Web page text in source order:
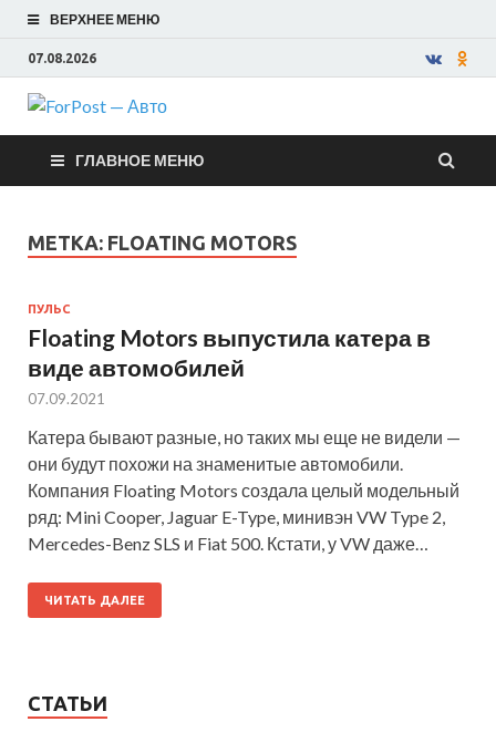
ВЕРХНЕЕ МЕНЮ
07.08.2026
ForPost —
Авто
ГЛАВНОЕ МЕНЮ
МЕТКА: FLOATING MOTORS
ПУЛЬС
Floating Motors выпустила катера в
виде автомобилей
07.09.2021
Катера бывают разные, но таких мы еще не видели —
они будут похожи на знаменитые автомобили.
Компания Floating Motors создала целый модельный
ряд: Mini Cooper, Jaguar E-Type, минивэн VW Type 2,
Mercedes-Benz SLS и Fiat 500. Кстати, у VW даже…
ЧИТАТЬ ДАЛЕЕ
СТАТЬИ